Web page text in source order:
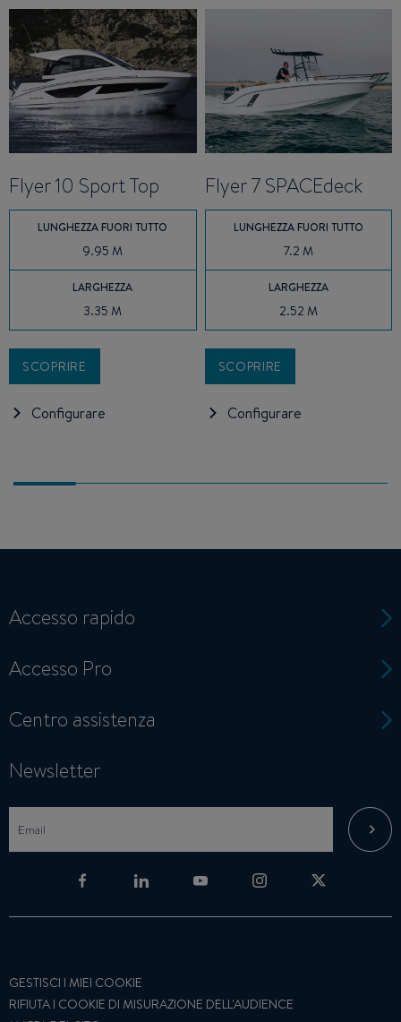
Flyer 10 Sport Top
LUNGHEZZA FUORI TUTTO
9.95 M
LARGHEZZA
3.35 M
SCOPRIRE
Configurare
Flyer 7 SPACEdeck
LUNGHEZZA FUORI TUTTO
7.2 M
LARGHEZZA
2.52 M
SCOPRIRE
Configurare
Accesso rapido
Accesso Pro
Centro assistenza
Newsletter
GESTISCI I MIEI COOKIE
RIFIUTA I COOKIE DI MISURAZIONE DELL'AUDIENCE